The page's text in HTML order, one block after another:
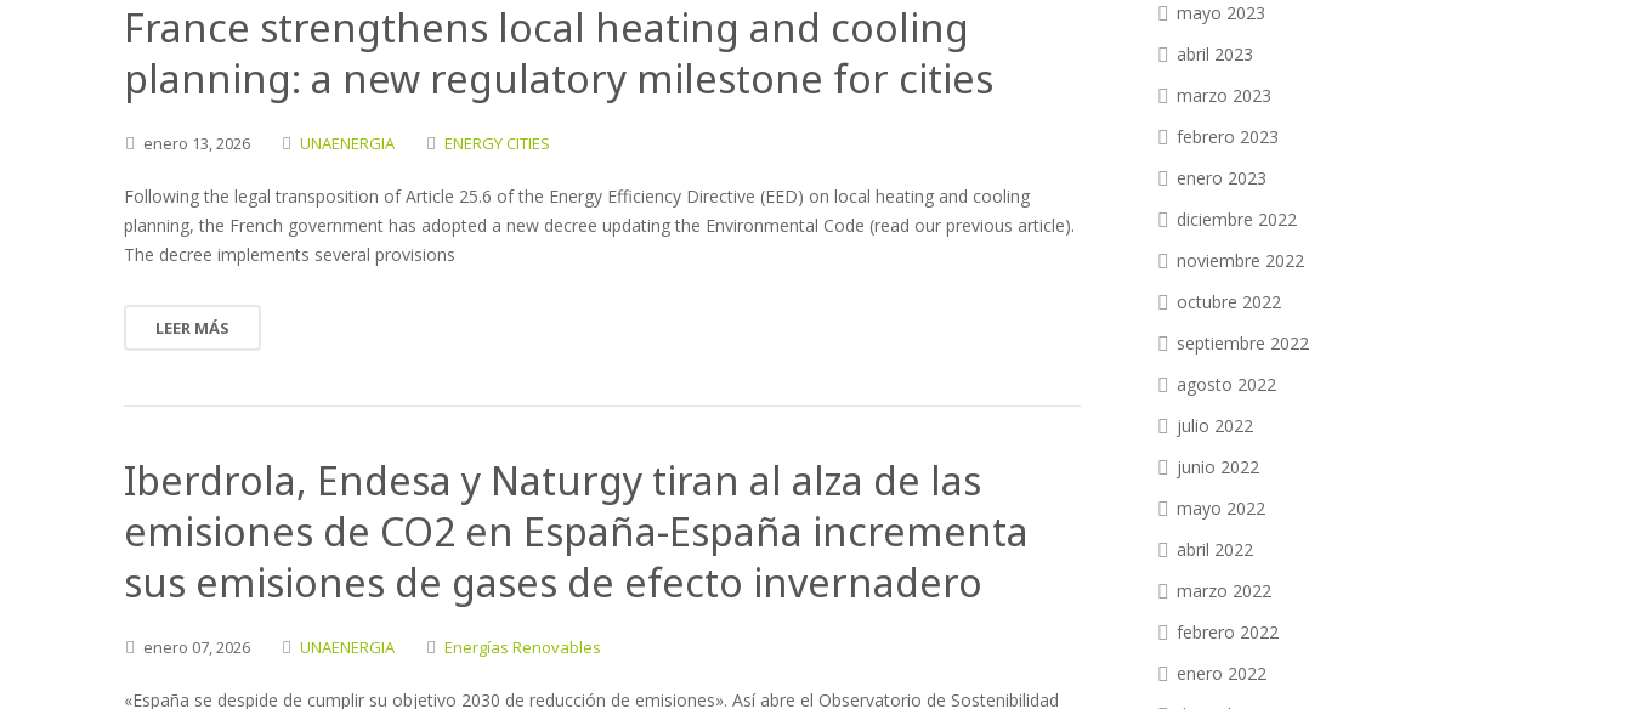
France strengthens local heating and cooling
planning: a new regulatory milestone for cities
enero 13,2026 UNAENERGIA ENERGY CITIES
Following the legal transposition of Article 25.6 of the Energy Efficiency Directive (EED) on local heating and cooling
planning, the French government has adopted a new decree updating the Environmental Code (read our previous article).
The decree implements several provisions
LEER MÁS
Iberdrola, Endesa y Naturgy tiran al alza de las
emisiones de CO2 en España-España incrementa
sus emisiones de gases de efecto invernadero
enero 07,2026 UNAENERGIA Energías Renovables
«España se despide de cumplir su objetivo 2030 de reducción de emisiones». Así abre el Observatorio de Sostenibilidad
mayo 2023
abril 2023
marzo 2023
febrero 2023
enero 2023
diciembre 2022
noviembre 2022
octubre 2022
septiembre 2022
agosto 2022
julio 2022
junio 2022
mayo 2022
abril 2022
marzo 2022
febrero 2022
enero 2022